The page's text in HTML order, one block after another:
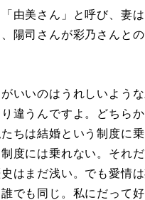
由美さん」と呼び、妻
陽司さんが彩乃さんと
がいいのはうれしいよ
違うんですよ。どちら
ちは結婚という制度に
度には乗れない。それ
はまだ浅い。でも愛情
でも同じ。私にだって